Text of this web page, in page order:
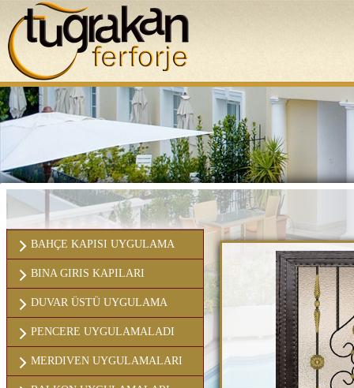
ANASAYFA KURUMSAL
BAHÇE KAPISI UYGULAMA
BINA GIRIS KAPILARI
DUVAR ÜSTÜ UYGULAMA
PENCERE UYGULAMALADI
MERDIVEN UYGULAMALARI